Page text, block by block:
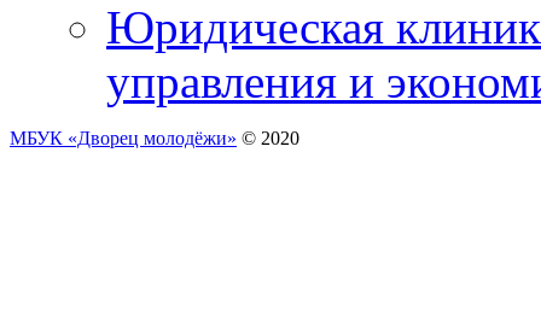
Юридическая
управления и
МБУК «Дворец молодёжи» © 2020